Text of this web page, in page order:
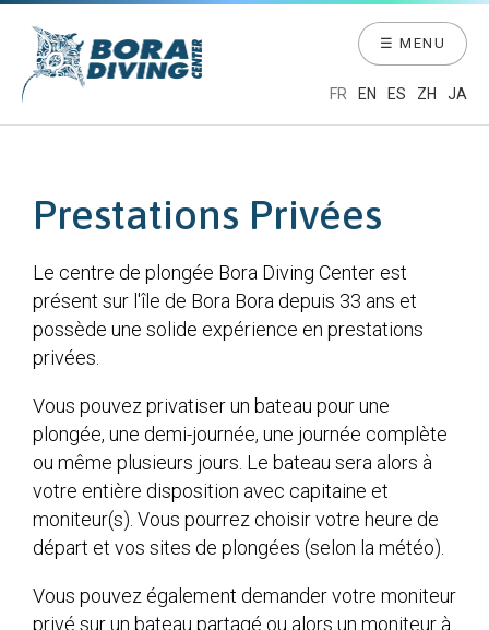
FR EN ES ZH JA
☰ MENU
Prestations Privées
Le centre de plongée Bora Diving Center est
présent sur l'île de Bora Bora depuis 33 ans et
possède une solide expérience en prestations
privées.
Vous pouvez privatiser un bateau pour une
plongée, une demi-journée, une journée complète
ou même plusieurs jours. Le bateau sera alors à
votre entière disposition avec capitaine et
moniteur(s). Vous pourrez choisir votre heure de
départ et vos sites de plongées (selon la météo).
Vous pouvez également demander votre moniteur
privé sur un bateau partagé ou alors un moniteur à